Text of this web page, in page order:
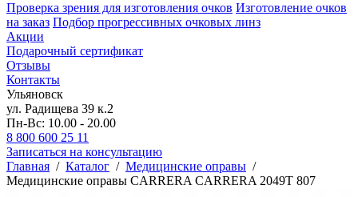
Проверка зрения для изготовления очков Изготовление очков
на заказ Подбор прогрессивных очковых линз
Акции
Подарочный сертификат
Отзывы
Контакты
Ульяновск
ул. Радищева 39 к.2
Пн-Вс: 10.00 - 20.00
8 800 600 25 11
Записаться на консультацию
Главная / Каталог / Медицинские оправы /
Медицинские оправы CARRERA CARRERA 2049T 807